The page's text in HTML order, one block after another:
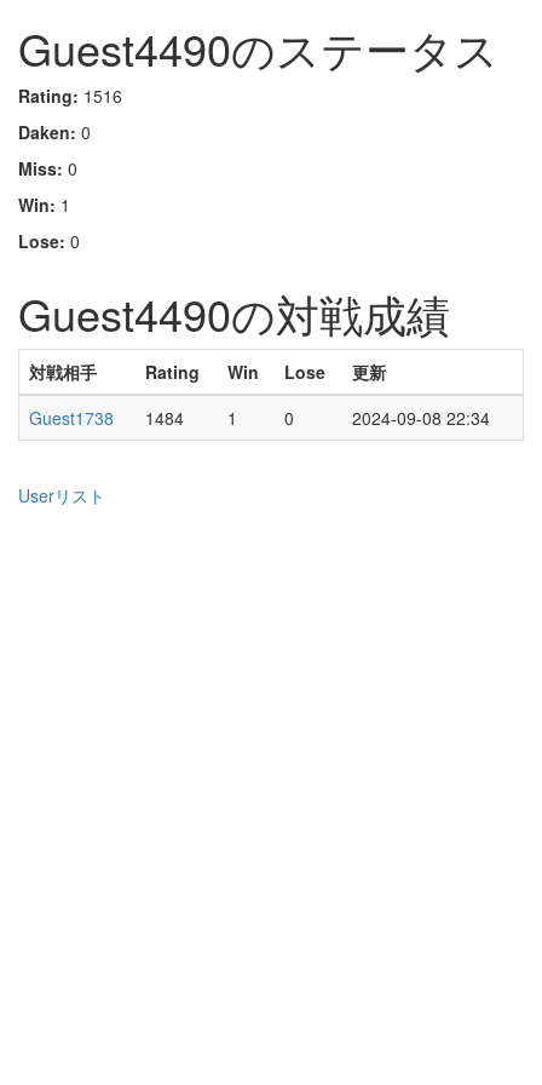
Guest4490のステータス
Rating: 1516
Daken: 0
Miss: 0
Win: 1
Lose: 0
Guest4490の対戦成績
対戦相手 Rating Win Lose
更新
Guest1738
1484 1 0 2024-09-08 22:34
Userリスト